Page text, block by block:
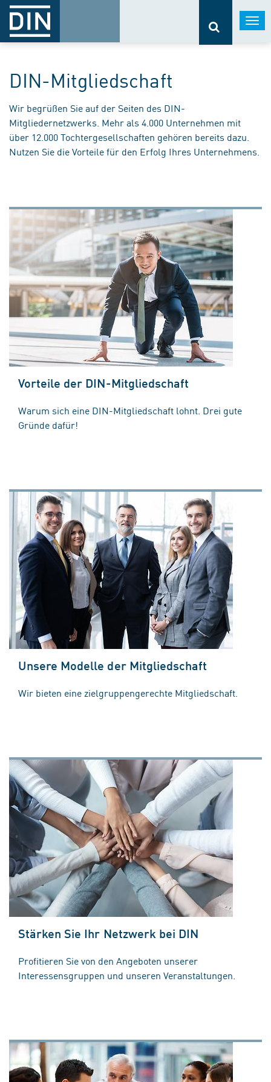
DIN-Mitgliedschaft
Wir begrüßen Sie auf der Seiten des DIN-
Mitgliedernetzwerks. Mehr als 4.000 Unternehmen mit
über 12.000 Tochtergesellschaften gehören bereits dazu.
Nutzen Sie die Vorteile für den Erfolg Ihres Unternehmens.
Vorteile der DIN-Mitgliedschaft
Warum sich eine DIN-Mitgliedschaft lohnt. Drei gute
Gründe dafür!
Unsere Modelle der Mitgliedschaft
Wir bieten eine zielgruppengerechte Mitgliedschaft.
Stärken Sie Ihr Netzwerk bei DIN
Profitieren Sie von den Angeboten unserer
Interessensgruppen und unseren Veranstaltungen.